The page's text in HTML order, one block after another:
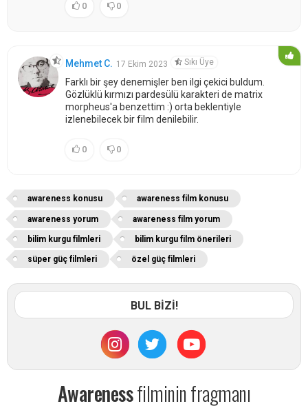
0 0
Mehmet C. 17 Ekim 2023 Sıkı Üye
Farklı bir şey denemişler ben ilgi çekici buldum.
Gözlüklü kırmızı pardesülü karakteri de matrix
morpheus'a benzettim :) orta beklentiyle
izlenebilecek bir film denilebilir.
0 0
awareness konusu awareness film konusu
awareness yorum awareness film yorum
bilim kurgu filmleri bilim kurgu film önerileri
süper güç filmleri özel güç filmleri
BUL BİZİ!
Awarenessfilminin fragmanı